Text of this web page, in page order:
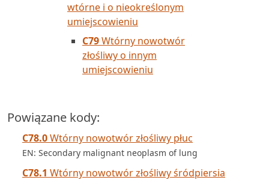
wtórne i o nieokreślonym
umiejscowieniu
C79Wtórny nowotwór
złośliwy o innym
umiejscowieniu
Powiązane kody:
C78.0Wtórny nowotwór złośliwy płuc
EN: Secondary malignant neoplasm of lung
C78.1 Wtórny nowotwór złośliwy śródpiersia